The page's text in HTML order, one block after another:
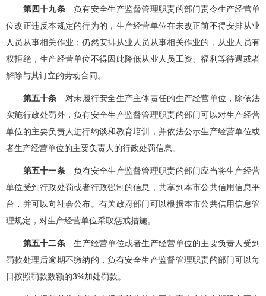
第四十九条负有安全生产监督管理职责的部门责令生产经营单
位改正违反本规定的行为的，生产经营单位在未改正前不得安排从业
人员从事相关作业；仍然安排从业人员从事相关作业的，从业人员有
权拒绝，生产经营单位不得因此降低从业人员工资、福利等待遇或者
解除与其订立的劳动合同。
第五十条 对未履行安全生产主体责任的生产经营单位，除依法
实施行政处罚外，负有安全生产监督管理职责的部门可以对生产经营
单位的主要负责人进行约谈和教育培训，并依法公示生产经营单位或
者生产经营单位的主要负责人的行政处罚信息。
第五十一条负有安全生产监督管理职责的部门应当将生产经营
单位受到行政处罚或者行政强制的信息，共享到本市公共信用信息平
台，并可以向社会公布。有关政府部门可以根据本市公共信用信息管
理规定，对生产经营单位采取惩戒措施。
第五十二条生产经营单位或者生产经营单位的主要负责人受到
罚款处理后逾期不缴纳的，负有安全生产监督管理职责的部门可以每
日按照罚款数额的3%加处罚款。